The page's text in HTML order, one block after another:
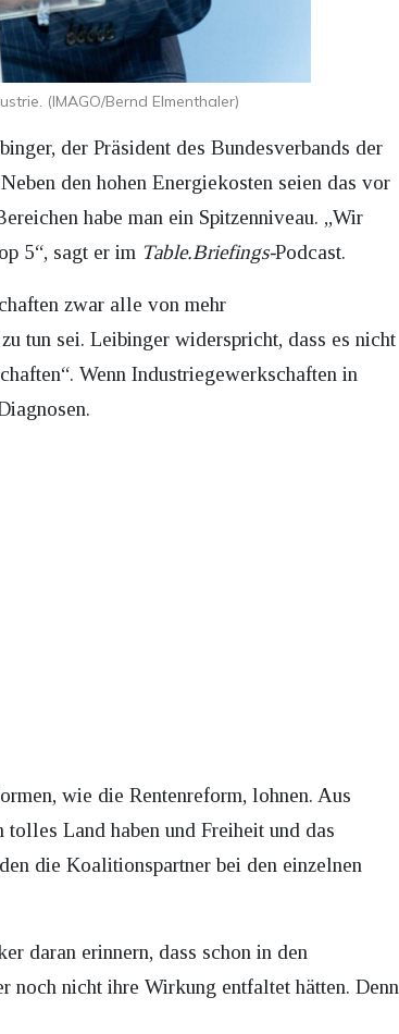
(IMAGO/Bernd Elmenthaler)
der Präsident des Bundesverbands der
den hohen Energiekosten seien das vor
habe man ein Spitzenniveau. „Wir
5“, sagt er im Table.Briefings-Podcast.
zwar alle von mehr
tun sei. Leibinger widerspricht, dass es nicht
Wenn Industriegewerkschaften in
wie die Rentenreform, lohnen. Aus
Land haben und Freiheit und das
die Koalitionspartner bei den einzelnen
daran erinnern, dass schon in den
noch nicht ihre Wirkung entfaltet hätten. Denn